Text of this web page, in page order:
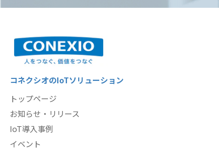
コネクシオのIoTソリューション
トップページ
お知らせ・リリース
IoT導入事例
イベント